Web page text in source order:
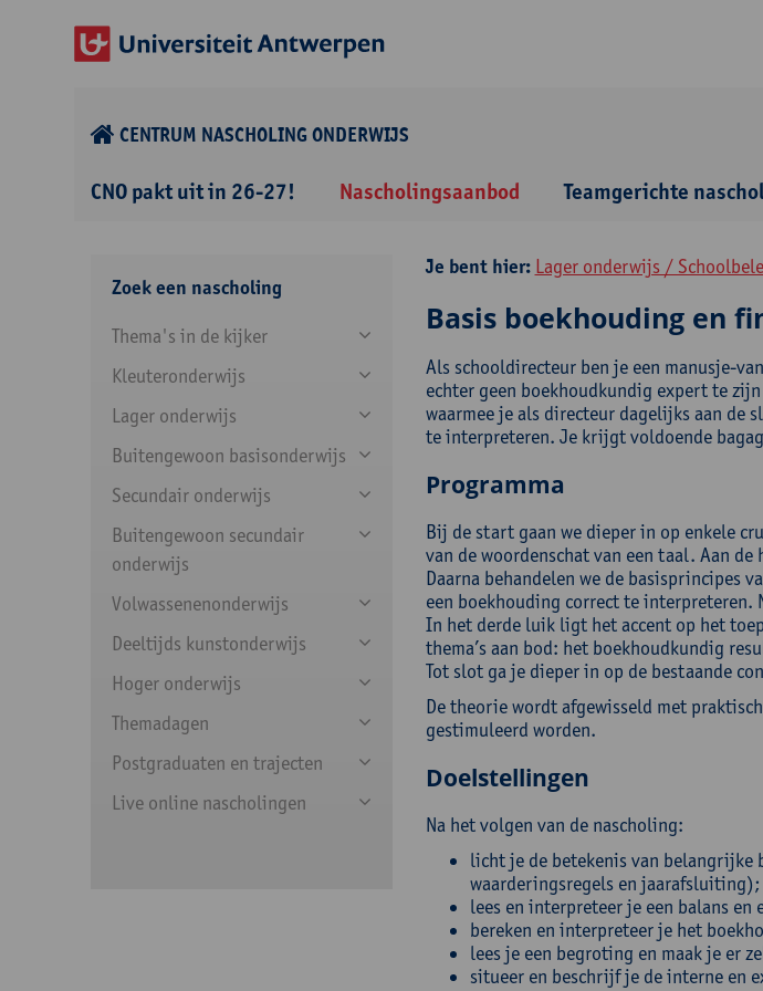
CENTRUM NASCHOLING ONDERWIJS
CNO pakt uit in 26-27! Nascholingsaanbod Teamgerichte
Zoek een nascholing
Thema's in de kijker
Kleuteronderwijs
Lager onderwijs
Buitengewoon basisonderwijs
Secundair onderwijs
Buitengewoon secundair
onderwijs
Volwassenenonderwijs
Deeltijds kunstonderwijs
Hoger onderwijs
Themadagen
Postgraduaten en trajecten
Live online nascholingen
Je bent hier: Lager onderwijs /
Basis boekhouding en
Als schooldirecteur ben je een manusje-
echter geen boekhoudkundig expert te
waarmee je als directeur dagelijks aan de
te interpreteren. Je krijgt voldoende
Programma
Bij de start gaan we dieper in op enkele
van de woordenschat van een taal. Aan
Daarna behandelen we de basisprincipes
een boekhouding correct te interpreteren.
In het derde luik ligt het accent op het
thema’s aan bod: het boekhoudkundig
Tot slot ga je dieper in op de bestaande
De theorie wordt afgewisseld met
gestimuleerd worden.
Doelstellingen
Na het volgen van de nascholing:
licht je de betekenis van
waarderingsregels en jaarafsluiting);
lees en interpreteer je een balans
bereken en interpreteer je het
lees je een begroting en maak je er
situeer en beschrijf je de interne en